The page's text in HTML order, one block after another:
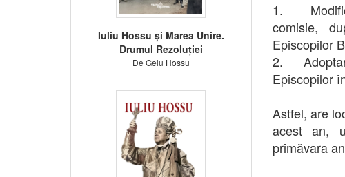
Iuliu Hossu și Marea Unire.
Drumul Rezoluției
De Gelu Hossu
1.
comisie,
Episcopilor
2.
Episcopilor
Astfel, are
acest an,
primăvara